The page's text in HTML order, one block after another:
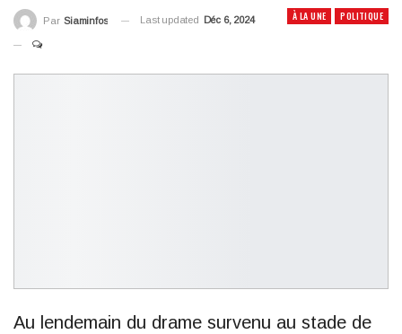
À LA UNE POLITIQUE
Par Siaminfos Last updated Déc 6, 2024
Au lendemain du drame survenu au stade de